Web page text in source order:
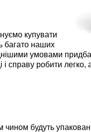
купувати
багато наших
умовами
справу робити легко,
чином будуть